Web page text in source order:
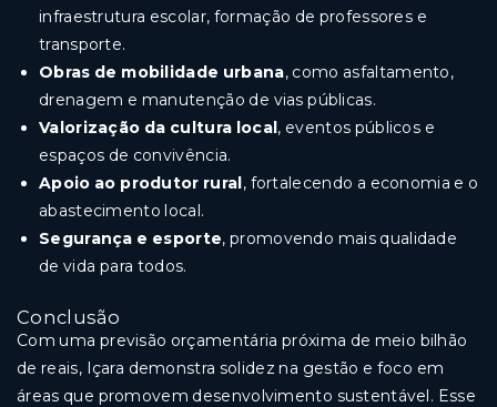
infraestrutura escolar, formação de professores e
transporte.
Obras de mobilidade urbana, como asfaltamento,
drenagem e manutenção de vias públicas.
Valorização da cultura local, eventos públicos e
espaços de convivência.
Apoio ao produtor rural, fortalecendo a economia e o
abastecimento local.
Segurança e esporte, promovendo mais qualidade
de vida para todos.
Conclusão
Com uma previsão orçamentária próxima de meio bilhão
de reais, Içara demonstra solidez na gestão e foco em
áreas que promovem desenvolvimento sustentável. Esse